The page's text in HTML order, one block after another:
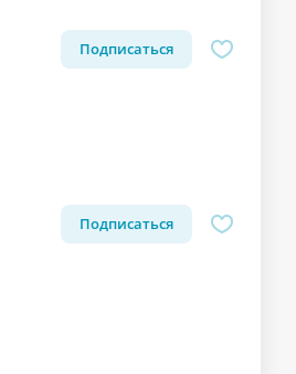
Подписаться
Подписаться